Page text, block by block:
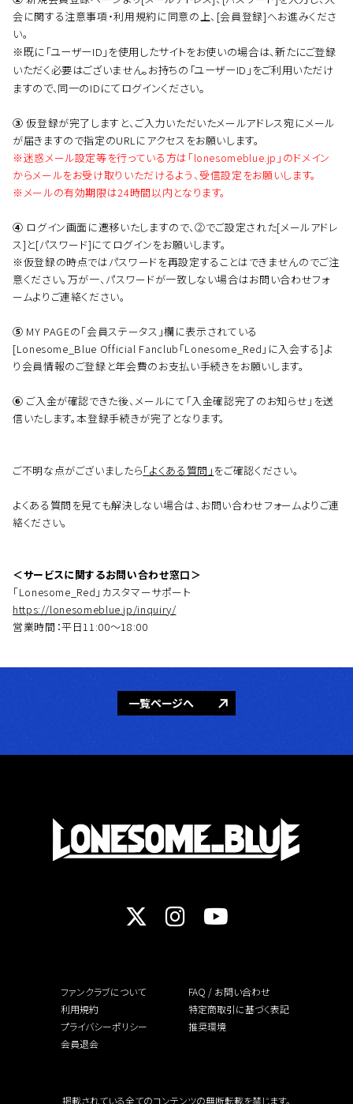
会に関する注意事項・利用規約に同意の上、[会員登録]へお進みくださ
い。
※既に「ユーザーID」を使用したサイトをお使いの場合は、新たにご登録
いただく必要はございません。お持ちの「ユーザーID」をご利用いただけ
ますので、同一のIDにてログインください。
③仮登録が完了しますと、ご入力いただいたメールアドレス宛にメール
が届きますので指定のURLにアクセスをお願いします。
※迷惑メール設定等を行っている方は「lonesomeblue.jp」のドメイン
からメールをお受け取りいただけるよう、受信設定をお願いします。
※メールの有効期限は24時間以内となります。
④ ログイン画面に遷移いたしますので、②でご設定された[メールアドレ
ス]と[パスワード]にてログインをお願いします。
※仮登録の時点ではパスワードを再設定することはできませんのでご注
意ください。万が一、パスワードが一致しない場合はお問い合わせフォ
ームよりご連絡ください。
⑤ MY PAGEの「会員ステータス」欄に表示されている
[Lonesome_Blue Official Fanclub「Lonesome_Red」に入会する]よ
り会員情報のご登録と年会費のお支払い手続きをお願いします。
⑥ ご入金が確認できた後、メールにて「入金確認完了のお知らせ」を送
信いたします。本登録手続きが完了となります。
ご不明な点がございましたら「よくある質問」 をご確認ください。
よくある質問を見ても解決しない場合は、お問い合わせフォームよりご連
絡ください。
＜サービスに関するお問い合わせ窓口＞
「Lonesome_Red」カスタマーサポート
https://lonesomeblue.jp/inquiry/
営業時間：平日11:00～18:00
一覧ページへ
ファンクラブについて
FAQ / お問い合わせ
利用規約
特定商取引に基づく表記
プライバシーポリシー
推奨環境
会員退会
掲載されている全てのコンテンツの無断転載を禁じます。